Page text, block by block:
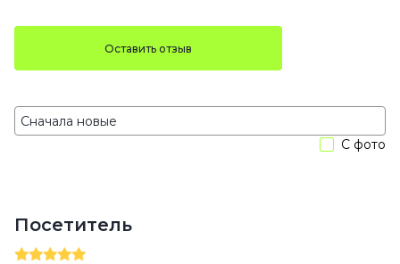
Оставить отзыв
С фото
Посетитель